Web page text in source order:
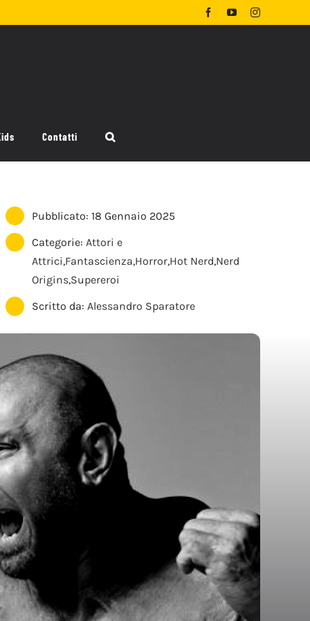
FacebookYouTubeInstagram
Contatti
Pubblicato: 18 Gennaio 2025
Categorie:Attori e
Attrici,Fantascienza,Horror,Hot Nerd,Nerd
Origins,Supereroi
Scritto da:Alessandro Sparatore